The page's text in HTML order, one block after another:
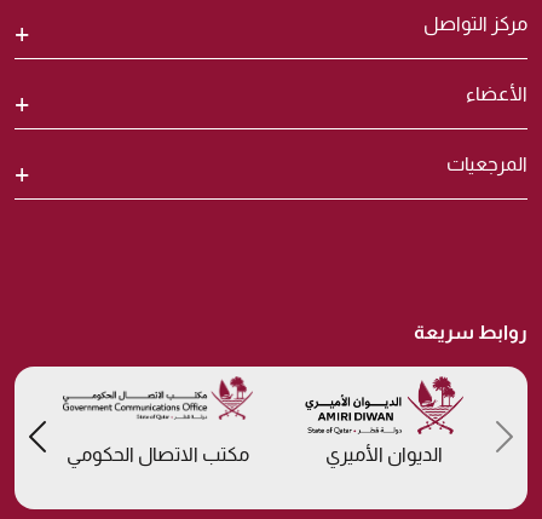
مركز التواصل
الأعضاء
المرجعيات
روابط سريعة
الديوان الأميري مكتب الاتصال الحكومي
Previous